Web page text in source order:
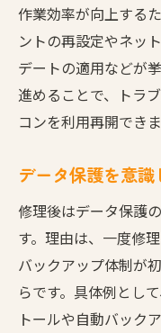
作業効率が向上する
ントの再設定やネッ
デートの適用などが
進めることで、トラ
コンを利用再開できま
データ保護を意
修理後はデータ保護
す。理由は、一度修
バックアップ体制が
らです。具体例とし
トールや自動バック